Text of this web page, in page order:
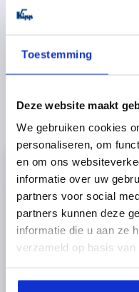
Toestemming
Deze website maakt
We gebruiken cookies
personaliseren, om
en om ons
informatie over uw
partners voor social
partners kunnen deze
informatie die u aan ze
verzameld op basis
Gereedschapsmachines
Robotica en